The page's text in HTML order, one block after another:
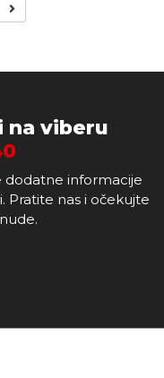
na viberu
dodatne informacije
Pratite nas i očekujte